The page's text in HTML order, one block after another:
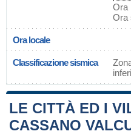
Ora
Ora
Ora locale
Classificazione sismica
LE CITTÀ ED I
CASSANO